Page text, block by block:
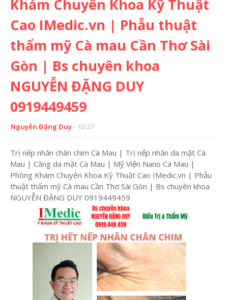
Khám Chuyên Khoa Kỹ Thuật
Cao IMedic.vn | Phẫu thuật
thẩm mỹ Cà mau Cần Thơ Sài
Gòn | Bs chuyên khoa
NGUYỄN ĐẶNG DUY
0919449459
Nguyễn Đặng Duy 02:27
Trị nếp nhăn chân chim Cà Mau | Trị nếp nhăn da mặt Cà
Mau | Căng da mặt Cà Mau | Mỹ Viện Nano Cà Mau |
Phòng Khám Chuyên Khoa Kỹ Thuật Cao IMedic.vn | Phẫu
thuật thẩm mỹ Cà mau Cần Thơ Sài Gòn | Bs chuyên khoa
NGUYỄN ĐẶNG DUY 0919449459